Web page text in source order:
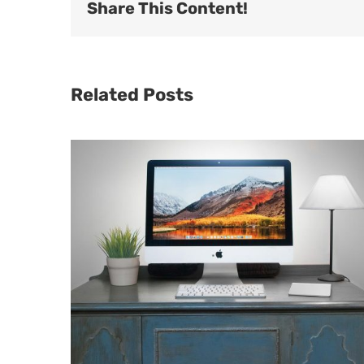
Share This Content!
Related Posts